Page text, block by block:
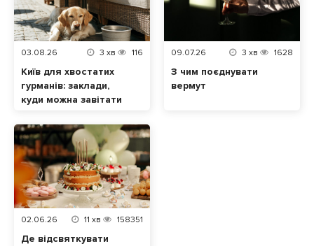
03.08.26 3 хв 116
Київ для хвостатих
гурманів: заклади,
куди можна завітати
улюбленцем
09.07.26 3 хв 1628
З чим поєднувати
вермут
02.06.26 11 хв 158351
Де відсвяткувати